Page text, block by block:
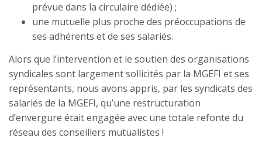
prévue dans la circulaire dédiée) ;
une mutuelle plus proche des préoccupations de
ses adhérents et de ses salariés.
Alors que l’intervention et le soutien des organisations
syndicales sont largement sollicités par la MGEFI et ses
représentants, nous avons appris, par les syndicats des
salariés de la MGEFI, qu’une restructuration
d’envergure était engagée avec une totale refonte du
réseau des conseillers mutualistes !